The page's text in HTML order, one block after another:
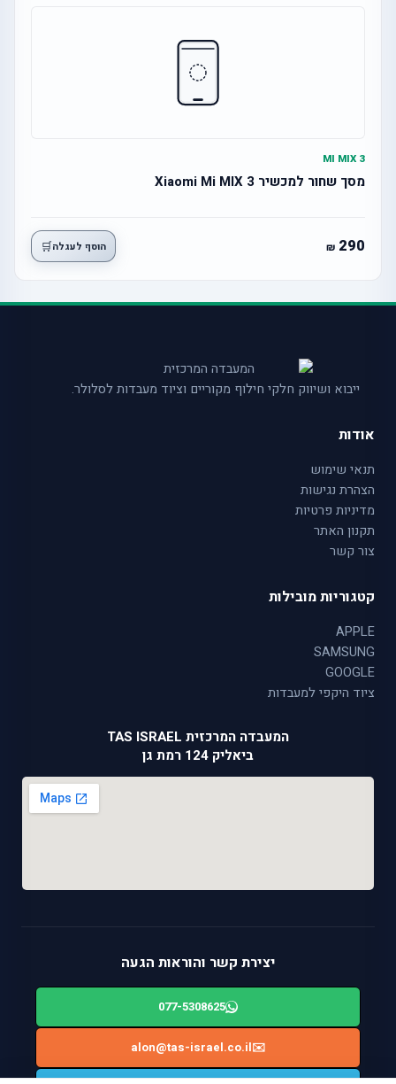
MI MIX 3
מסך שחור למכשיר Xiaomi Mi MIX 3
290 הוסף לעגלה🛒
ייבוא ושיווק חלקי חילוף מקוריים וציוד מעבדות לסלולר.
אודות
תנאי שימוש
הצהרת נגישות
מדיניות פרטיות
תקנון האתר
צור קשר
קטגוריות מובילות
APPLE
SAMSUNG
GOOGLE
ציוד היקפי למעבדות
המעבדה המרכזית TAS ISRAEL
ביאליק 124 רמת גן
יצירת קשר והוראות הגעה
077-5308625
✉️
alon@tas-israel.co.il